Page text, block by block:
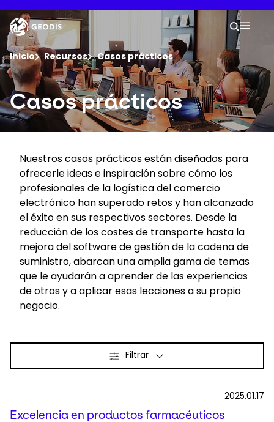
to
main
content
Empresa
Sala de Prensa
Empleo
Ubicaciones
Seguimiento del envíos
Seleccione su país e idioma
Your
Search
You are here :
Inicio Recursos Casos prácticos
Keepeek
Casos prácticos
Nuestros casos prácticos están diseñados para
ofrecerle ideas e inspiración sobre cómo los
profesionales de la logística del comercio
electrónico han superado retos y han alcanzado
el éxito en sus respectivos sectores. Desde la
reducción de los costes de transporte hasta la
mejora del software de gestión de la cadena de
suministro, abarcan una amplia gama de temas
que le ayudarán a aprender de las experiencias
de otros y a aplicar esas lecciones a su propio
negocio.
Filtrar
2025.01.17
Excelencia en productos farmacéuticos